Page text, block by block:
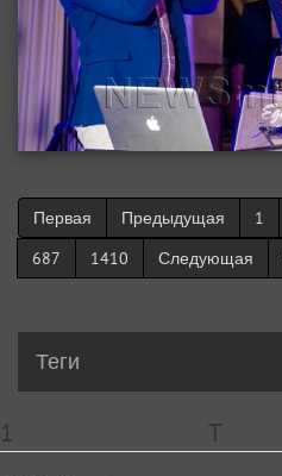
Первая Предыдущая 1
687
1410 Следующая
Теги
1 T